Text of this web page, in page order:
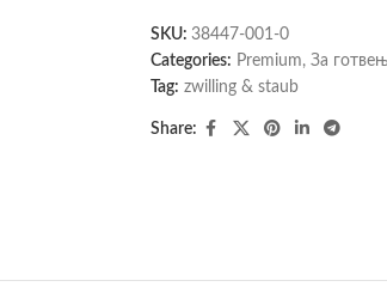
SKU: 38447-001-0
Categories: Premium, За
Tag: zwilling & staub
Share: